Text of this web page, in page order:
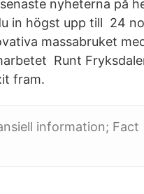
nyheterna på
in högst upp till 24
massabruket
Runt
fram.
information;